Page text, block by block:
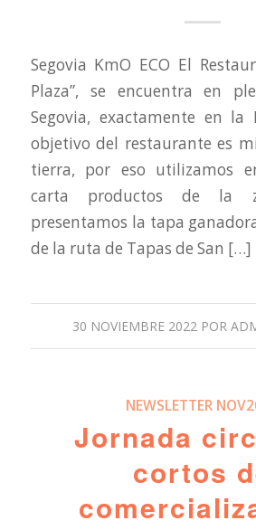
Segovia KmO ECO El
Plaza”, se encuentra en
Segovia, exactamente en la
objetivo del restaurante es
tierra, por eso utilizamos
carta productos de la
presentamos la tapa
de la ruta de Tapas de San […]
30 NOVIEMBRE 2022 POR
NEWSLETTER
Jornada
cortos